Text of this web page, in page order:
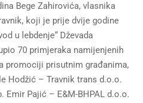
Bege Zahirovića, vlasnika
koji je prije dvije godine
u lebdenje“ Dževada
70 primjeraka namijenjenih
promociji prisutnim građanima,
Hodžić – Travnik trans d.o.o.
Emir Pajić – E&M-BHPAL d.o.o.